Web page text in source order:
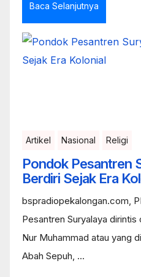
Baca Selanjutnya
Artikel Nasional Religi
Pondok Pesantren
Berdiri Sejak Era
bspradiopekalongan.com,
Pesantren Suryalaya dirintis
Nur Muhammad atau yang
Abah Sepuh, ...